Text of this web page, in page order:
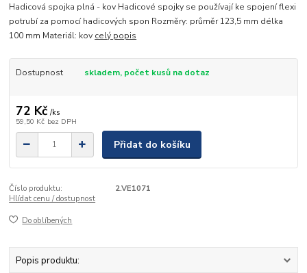
Hadicová spojka plná - kov Hadicové spojky se používají ke spojení flexi
potrubí za pomocí hadicových spon Rozměry: průměr 123,5 mm délka
100 mm Materiál: kov celý popis
Dostupnost skladem, počet kusů na dotaz
72 Kč /ks
59,50 Kč bez DPH
Přidat do košíku
Číslo produktu:
2.VE1071
Hlídat cenu / dostupnost
Do oblíbených
Popis produktu: